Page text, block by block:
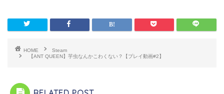
HOME
Steam
【ANT QUEEN】芋虫なんかこわくない？【プレイ動画#2】